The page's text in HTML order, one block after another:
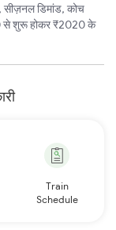
सीज़नल डिमांड, कोच
से शुरू होकर ₹2020 के
Train
Schedule